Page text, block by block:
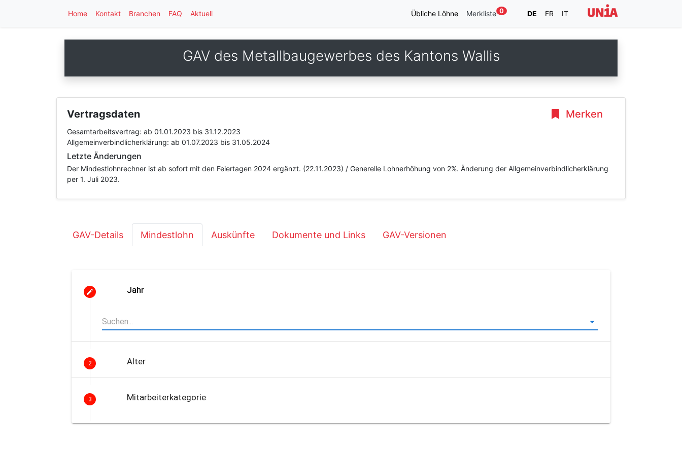
Home Kontakt Branchen FAQ Aktuell Übliche Löhne Merkliste 0 DE FR IT
GAV des Metallbaugewerbes des Kantons Wallis
Merken
Vertragsdaten
Gesamtarbeitsvertrag: ab 01.01.2023 bis 31.12.2023
Allgemeinverbindlicherklärung: ab 01.07.2023 bis 31.05.2024
Letzte Änderungen
Der Mindestlohnrechner ist ab sofort mit den Feiertagen 2024 ergänzt. (22.11.2023) / Generelle Lohnerhöhung von 2%. Änderung der Allgemeinverbindlicherklärung
per 1. Juli 2023.
GAV-Details Mindestlohn Auskünfte Dokumente und Links GAV-Versionen
Jahr
2 Alter
3 Mitarbeiterkategorie